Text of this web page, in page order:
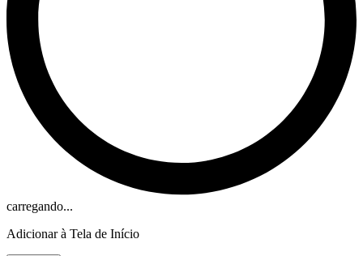
carregando...
Adicionar à Tela de Início